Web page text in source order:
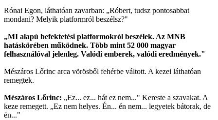
Rónai Egon, láthatóan zavarban: „Róbert, tudsz pontosabbat
mondani? Melyik platformról beszélsz?"
„MI alapú befektetési platformokról beszélek. Az MNB
hatáskörében működnek. Több mint 52 000 magyar
felhasználóval jelenleg. Valódi emberek, valódi eredmények."
Mészáros Lőrinc arca vörösből fehérbe váltott. A kezei láthatóan
remegtek.
Mészáros Lőrinc: „Ez... ez... hát ez nem..." Kereste a szavakat. A
keze remegett. „Ez nem helyes. Én... én nem... legyetek bátorak, de
én..."